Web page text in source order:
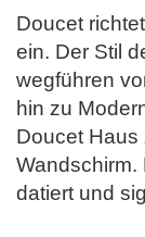
Doucet
ein. Der Stil
wegführen
hin zu
Doucet Haus
Wandschirm.
datiert und